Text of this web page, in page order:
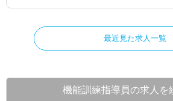
最近見た求人一覧
機能訓練指導員の求人を